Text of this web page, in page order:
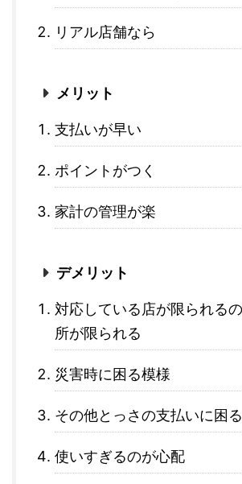
リアル店舗なら
メリット
支払いが早い
ポイントがつく
家計の管理が楽
デメリット
対応している店が限られる
所が限られる
災害時に困る模様
その他とっさの支払いに困る
使いすぎるのが心配